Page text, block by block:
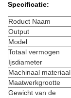
Specificatie:
Roduct Naam
Output
Model
Totaal vermogen
Ijsdiameter
Machinaal materiaal
Maatwerkgrootte
Gewicht van de